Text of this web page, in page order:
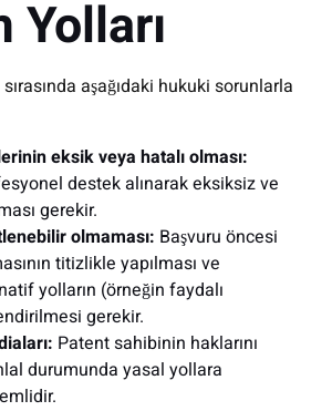
Yolları
aşağıdaki hukuki sorunlarla
eksik veya hatalı olması:
destek alınarak eksiksiz ve
gerekir.
olmaması: Başvuru öncesi
titizlikle yapılması ve
yolların (örneğin faydalı
gerekir.
Patent sahibinin haklarını
durumunda yasal yollara